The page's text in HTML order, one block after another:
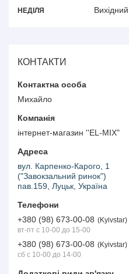
НЕДІЛЯ Вихідний
КОНТАКТИ
Михайло
інтернет-магазин ''EL-MIX"
вул. Карпенко-Карого, 1
("Завокзальний ринок")
пав.159, Луцьк, Україна
+380 (98) 673-00-08
Kyivstar
вт-пт с 10-00 до 15-00
+380 (98) 673-00-08
Kyivstar
сб с 10-00 до 14-00